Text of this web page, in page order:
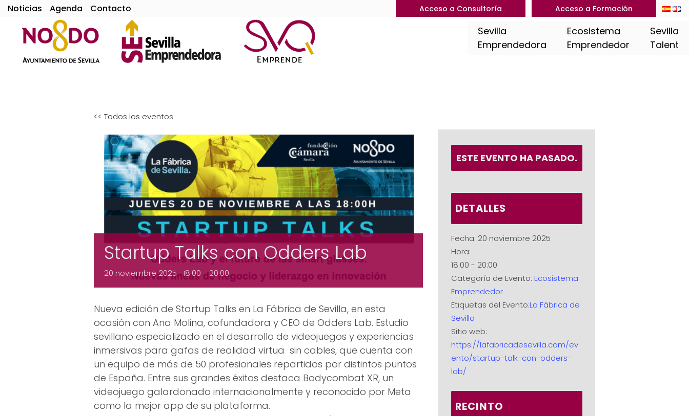
Noticias Agenda Contacto Acceso a Consultoría Acceso a Formación
Sevilla
Emprendedora
Ecosistema
Emprendedor
Sevilla
Talent
<< Todos los eventos
Startup Talks con Odders Lab
20 noviembre 2025 -18:00 -20:00
Nueva edición de Startup Talks en La Fábrica de Sevilla, en esta
ocasión con Ana Molina, cofundadora y CEO de Odders Lab. Estudio
sevillano especializado en el desarrollo de videojuegos y experiencias
inmersivas para gafas de realidad virtua sin cables, que cuenta con
un equipo de más de 50 profesionales repartidos por distintos puntos
de España. Entre sus grandes éxitos destaca Bodycombat XR, un
videojuego galardonado internacionalmente y reconocido por Meta
como la mejor app de su plataforma.
ESTE EVENTO HA PASADO.
DETALLES
Fecha: 20 noviembre 2025
Hora:
18:00 - 20:00
Categoría de Evento: Ecosistema
Emprendedor
Etiquetas del Evento:La Fábrica de
Sevilla
Sitio web:
https://lafabricadesevilla.com/ev
ento/startup-talk-con-odders-
lab/
RECINTO